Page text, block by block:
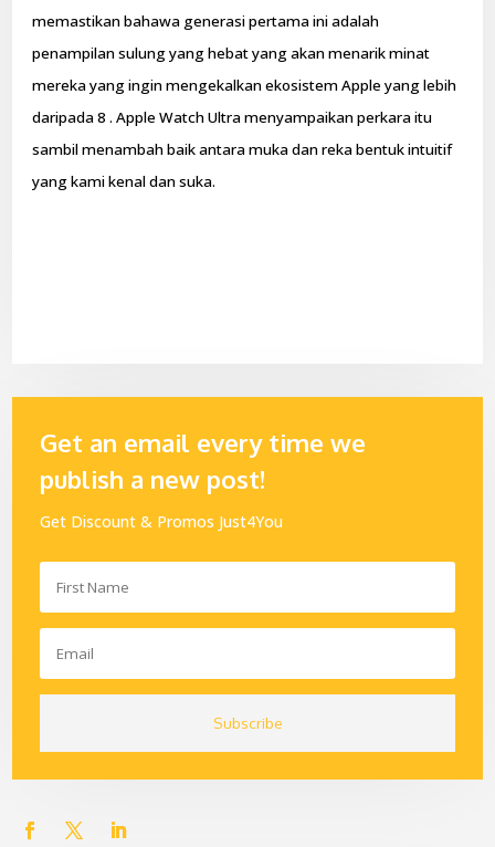
memastikan bahawa generasi pertama ini adalah
penampilan sulung yang hebat yang akan menarik minat
mereka yang ingin mengekalkan ekosistem Apple yang lebih
daripada 8 . Apple Watch Ultra menyampaikan perkara itu
sambil menambah baik antara muka dan reka bentuk intuitif
yang kami kenal dan suka.
Get an email every time we
publish a new post!
Get Discount & Promos Just4You
Subscribe